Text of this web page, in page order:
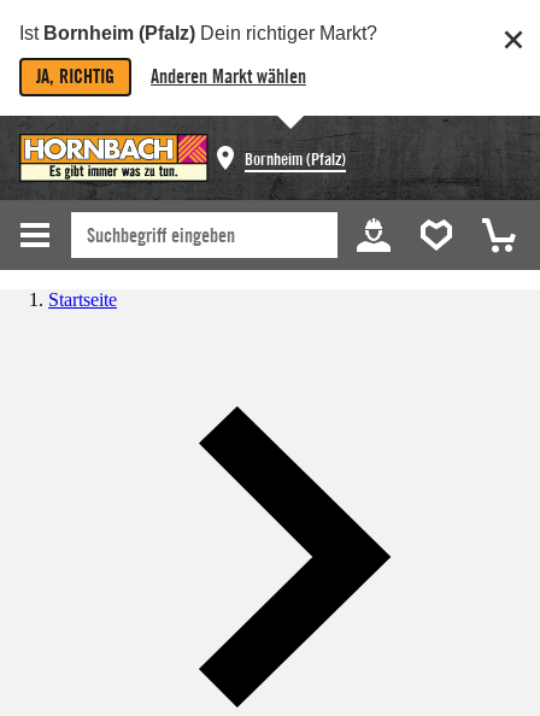
Ist Bornheim (Pfalz) Dein richtiger Markt?
JA, RICHTIG Anderen Markt wählen
Bornheim (Pfalz)
Startseite